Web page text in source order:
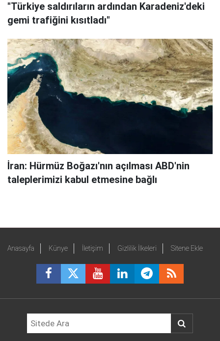
"Türkiye saldırıların ardından Karadeniz'deki
gemi trafiğini kısıtladı"
İran: Hürmüz Boğazı'nın açılması ABD'nin
taleplerimizi kabul etmesine bağlı
Anasayfa Künye İletişim Gizlilik İlkeleri Sitene Ekle